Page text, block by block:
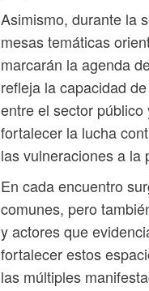
Asimismo, durante la
mesas temáticas
marcarán la agenda
refleja la capacidad
entre el sector
fortalecer la lucha
las vulneraciones a la
En cada encuentro
comunes, pero
y actores que
fortalecer estos
las múltiples